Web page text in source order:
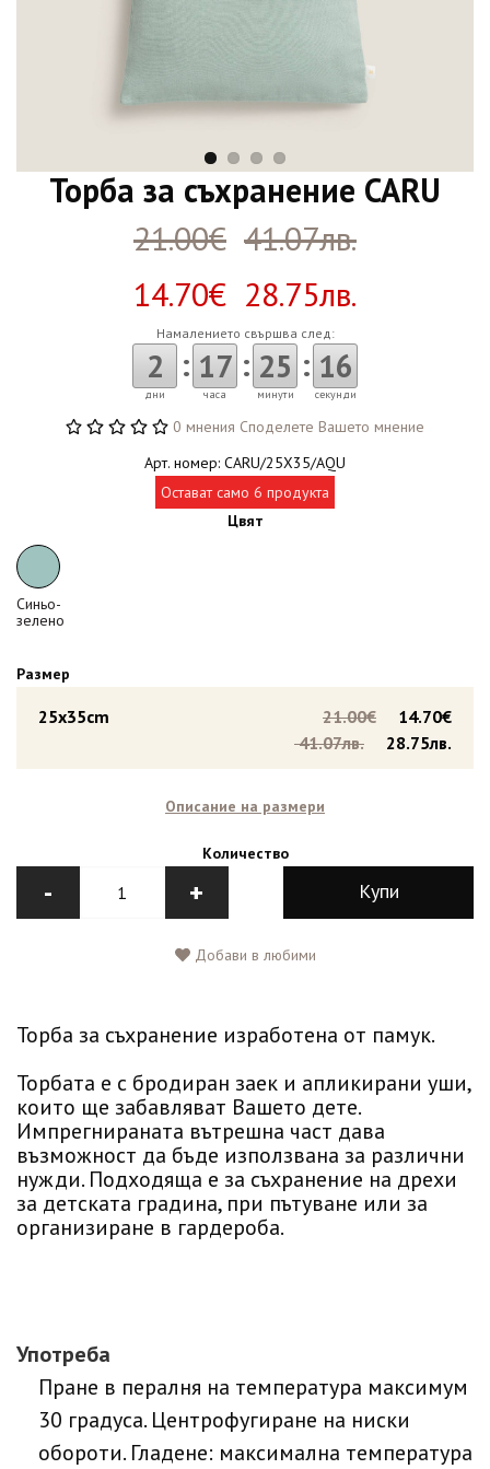
Торба за съхранение CARU
21.00€ 41.07лв.
14.70€ 28.75лв.
Намалението свършва след:
2
дни
: 17
часа
: 25
минути
: 15
секунди
0 мнения Споделете Вашето мнение
Арт. номер: CARU/25X35/AQU
Остават само 6 продукта
Цвят
Синьо-
зелено
Размер
25x35cm 14.70€
21.00€
28.75лв.
41.07лв.
Описание на размери
Количество
- + Купи
Добави в любими
Торба за съхранение изработена от памук.
Торбата е с бродиран заек и апликирани уши,
които ще забавляват Вашето дете.
Импрегнираната вътрешна част дава
възможност да бъде използвана за различни
нужди. Подходяща е за съхранение на дрехи
за детската градина, при пътуване или за
организиране в гардероба.
Употреба
Пране в пералня на температура максимум
30 градуса. Центрофугиране на ниски
обороти. Гладене: максимална температура